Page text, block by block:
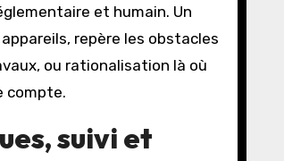
et humain. Un
repère les obstacles
ou rationalisation là où
compte.
suivi et